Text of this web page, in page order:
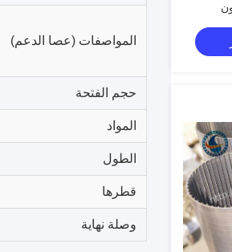
المواصفات (عصا الدعم)
حجم الفتحة
المواد
الطول
قطرها
وصلة نهاية